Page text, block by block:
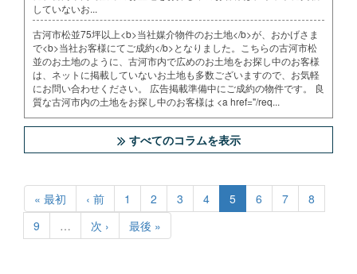
していないお...
古河市松並75坪以上<b>当社媒介物件のお土地</b>が、おかげさま
で<b>当社お客様にてご成約</b>となりました。こちらの古河市松
並のお土地のように、古河市内で広めのお土地をお探し中のお客様
は、ネットに掲載していないお土地も多数ございますので、お気軽
にお問い合わせください。 広告掲載準備中にご成約の物件です。 良
質な古河市内の土地をお探し中のお客様は <a href="/req...
すべてのコラムを表示
« 最初 ‹ 前 1 2 3 4 5 6 7
8
9
… 次 › 最後 »